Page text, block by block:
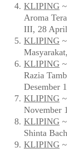
KLIPING
Aroma
III, 28
KLIPING
KLIPING
Razia
Desember
KLIPING
November
KLIPING
Shinta
KLIPING